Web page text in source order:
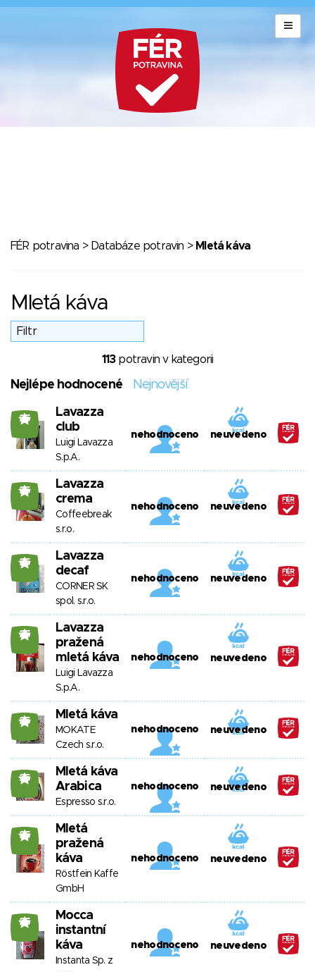
FÉR potravina > Databáze potravin > Mletá káva
Mletá káva
113potravin v kategorii
Nejlépe hodnocené Nejnovější
25
Lavazza
club
Luigi Lavazza
S.p.A.
nehodnoceno neuvedeno
25
Lavazza
crema
Coffeebreak
s.r.o.
nehodnoceno neuvedeno
25
Lavazza
decaf
CORNER SK
spol. s.r.o.
nehodnoceno neuvedeno
25
Lavazza
pražená
mletá káva
Luigi Lavazza
S.p.A.
nehodnoceno neuvedeno
25 Mletá káva
MOKATE
Czech s.r.o.
nehodnoceno neuvedeno
25
Mletá káva
Arabica
Espresso s.r.o.
nehodnoceno neuvedeno
25
Mletá
pražená
káva
Röstfein Kaffe
GmbH
nehodnoceno neuvedeno
25
Mocca
instantní
káva
Instanta Sp. z
nehodnoceno neuvedeno